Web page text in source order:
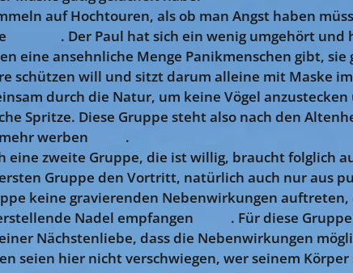
auf Hochtouren, als ob man Angst haben
🤣🤣🤣. Der Paul hat sich ein wenig umgehört und
eine ansehnliche Menge Panikmenschen gibt, sie
schützen will und sitzt darum alleine mit Maske
durch die Natur, um keine Vögel
Spritze. Diese Gruppe steht also nach den
werben 🤔😥.
eine zweite Gruppe, die ist willig, braucht folglich
Gruppe den Vortritt, natürlich auch nur aus
keine gravierenden Nebenwirkungen
Nadel empfangen 😎😇. Für diese
Nächstenliebe, dass die Nebenwirkungen
seien hier nicht verschwiegen, wer seinem